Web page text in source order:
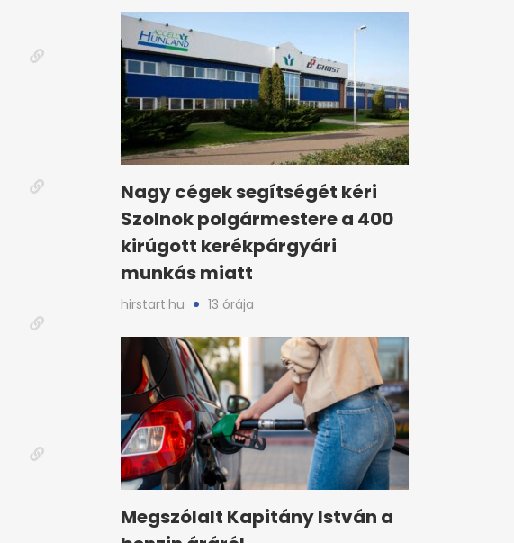
Nagy cégek segítségét kéri
Szolnok polgármestere a 400
kirúgott kerékpárgyári
munkás miatt
hirstart.hu 13 órája
Megszólalt Kapitány István a